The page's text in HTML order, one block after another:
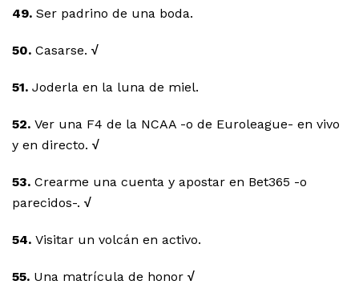
49. Ser padrino de una boda.
50. Casarse. √
51. Joderla en la luna de miel.
52. Ver una F4 de la NCAA -o de Euroleague- en vivo
y en directo. √
53. Crearme una cuenta y apostar en Bet365 -o
parecidos-. √
54. Visitar un volcán en activo.
55. Una matrícula de honor √